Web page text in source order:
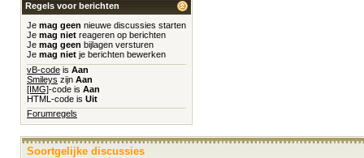
Regels voor berichten
Je mag geen nieuwe discussies starten
Je mag niet reageren op berichten
Je mag geen bijlagen versturen
Je mag niet je berichten bewerken
vB-code is Aan
Smileys zijn Aan
[IMG]-code is Aan
HTML-code is Uit
Forumregels
Soortgelijke discussies